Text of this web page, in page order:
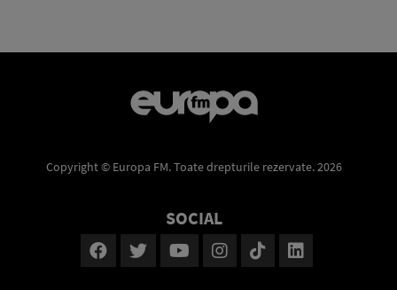
Copyright © Europa FM. Toate drepturile rezervate. 2026
SOCIAL